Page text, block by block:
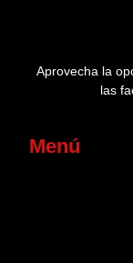
Aprovecha la
las
Menú